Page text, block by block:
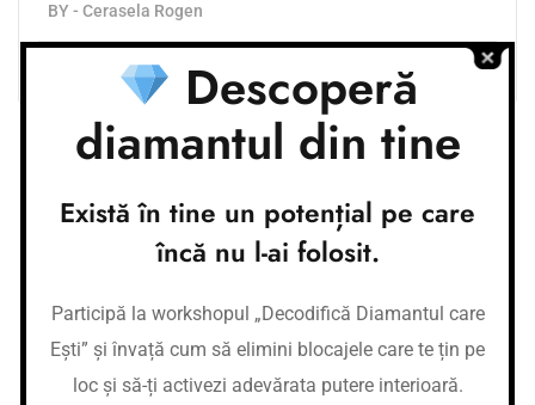
BY - Cerasela Rogen
45.00lei
Conturi bancare
Nume banca: Banca Transilvania
IBAN:RO37BTRLEURCRT0362684001
Nume cont:CR Coaching&Development
Descoperă
diamantul din tine
Există în tine un potențial pe care
încă nu l-ai folosit.
Participă la workshopul „Decodifică Diamantul care
Ești” și învață cum să elimini blocajele care te țin pe
loc și să-ți activezi adevărata putere interioară.